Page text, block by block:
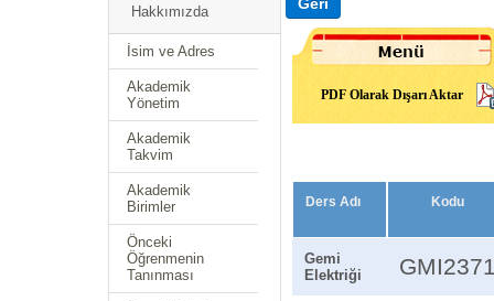
Hakkımızda
İsim ve Adres
Akademik
Yönetim
Akademik
Takvim
Akademik
Birimler
Önceki
Öğrenmenin
Tanınması
PDF Olarak Dışarı Aktar
Ders Adı Kodu
Gemi
Elektriği